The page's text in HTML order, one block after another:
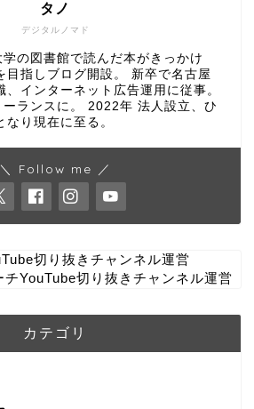
デジタルノマド
タノ
の図書館で読んだ本がきっかけ
目指しブログ開設。 新卒で名古屋
インターネット広告運用に従事。
ランスに。 2022年 法人設立、ひ
なり現在に至る。
＼ Follow me ／
切り抜きチャンネル運営
YouTube切り抜きチャンネル運営
カテゴリ